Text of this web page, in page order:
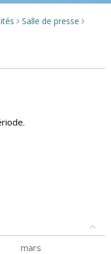
> Salle de presse >
mars